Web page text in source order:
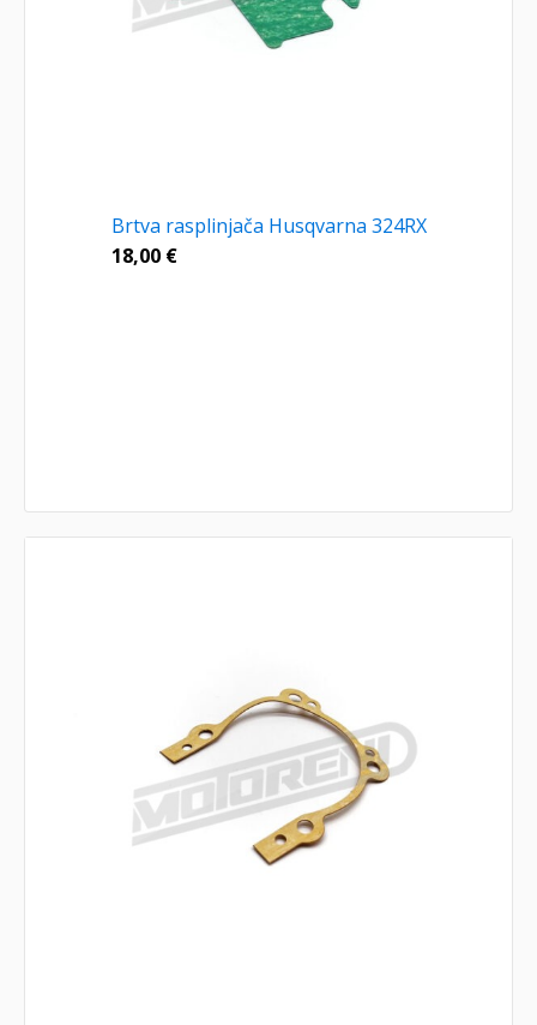
Brtva rasplinjača Husqvarna 324RX
18,00 €